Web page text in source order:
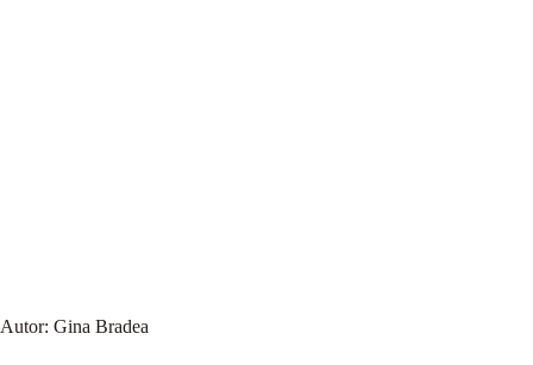
Autor: Gina Bradea